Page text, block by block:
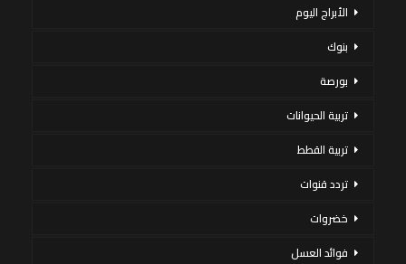
الأبراج اليوم
بنوك
بورصة
تربية الحيوانات
تربية القطط
تردد قنوات
خضروات
فوائد العسل